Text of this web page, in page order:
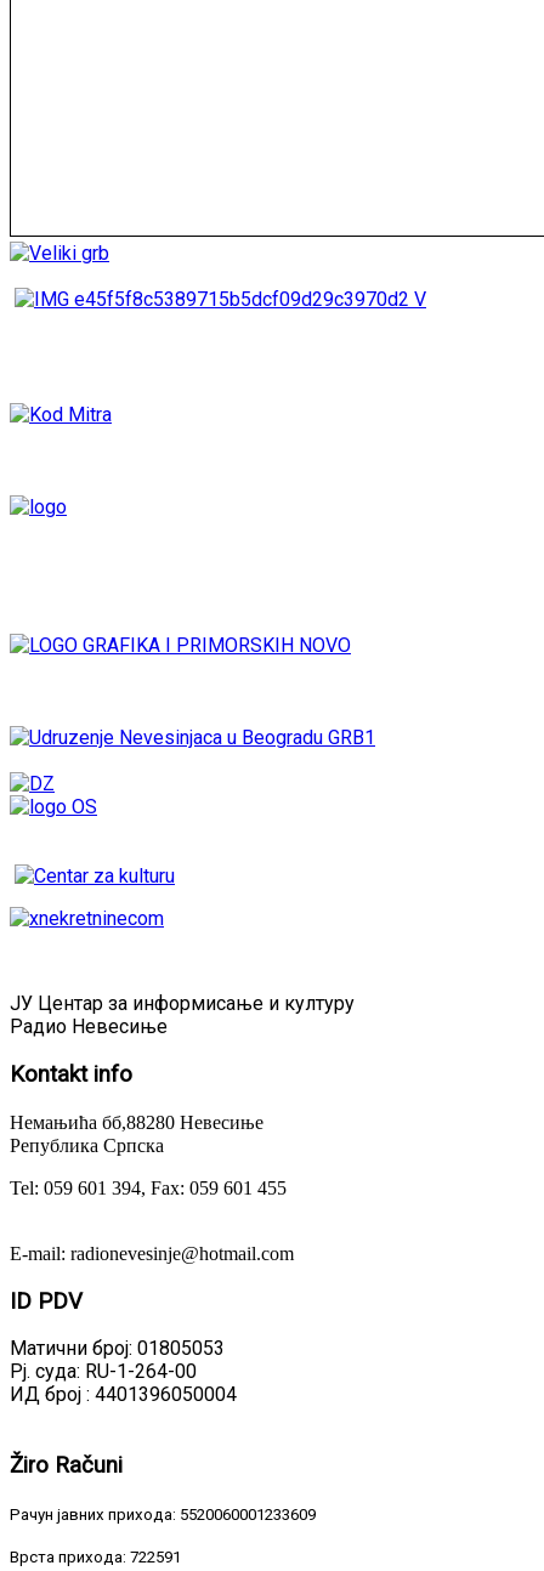
ЈУ Центар за информисање и културу
Радио Невесиње
Kontaktinfo
Немањића бб,88280 Невесиње
Република Српска
Tel: 059 601 394, Fax: 059 601 455
E-mail: radionevesinje@hotmail.com
ID PDV
Матични број: 01805053
Рј. суда: RU-1-264-00
ИД број : 4401396050004
Žiro Računi
Рачун јавних прихода: 5520060001233609
Врста прихода: 722591